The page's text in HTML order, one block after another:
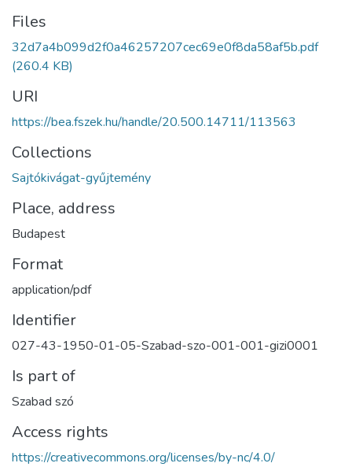
Files
32d7a4b099d2f0a46257207cec69e0f8da58af5b.pdf
(260.4 KB)
URI
https://bea.fszek.hu/handle/20.500.14711/113563
Collections
Sajtókivágat-gyűjtemény
Place, address
Budapest
Format
application/pdf
Identifier
027-43-1950-01-05-Szabad-szo-001-001-gizi0001
Is part of
Szabad szó
Access rights
https://creativecommons.org/licenses/by-nc/4.0/